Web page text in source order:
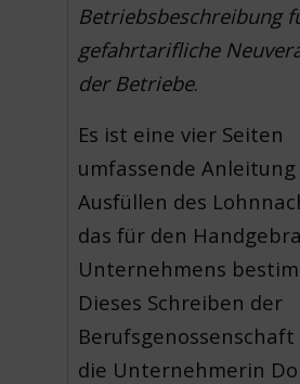
Betriebsbeschreibung
gefahrtarifliche
der Betriebe.
Es ist eine vier Seiten
umfassende Anleitung
Ausfüllen des
das für den
Unternehmens
Dieses Schreiben der
die Unternehmerin